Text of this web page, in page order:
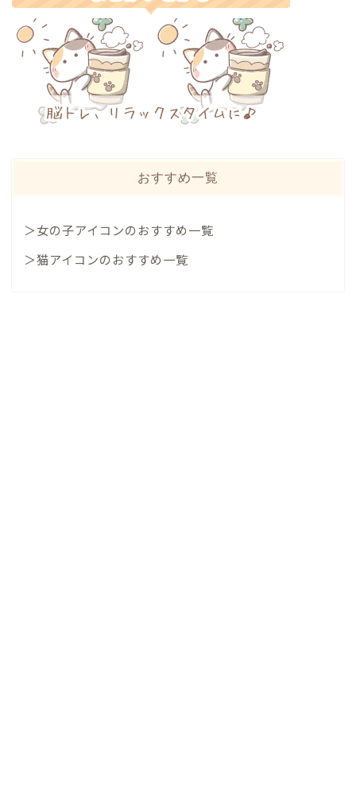
おすすめ一覧
＞女の子アイコンのおすすめ一覧
＞猫アイコンのおすすめ一覧